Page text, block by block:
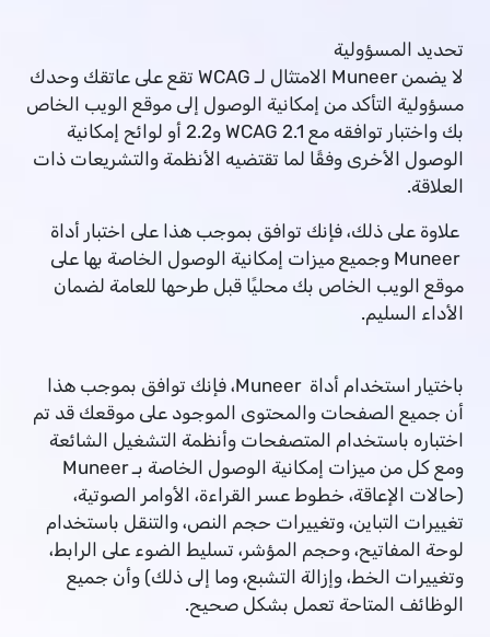
تحديد المسؤولية
لا يضمن Muneer الامتثال لـ WCAG تقع على عاتقك وحدك
مسؤولية التأكد من إمكانية الوصول إلى موقع الويب الخاص
بك واختبار توافقه مع WCAG 2.1 و2.2 أو لوائح إمكانية
الوصول الأخرى وفقًا لما تقتضيه الأنظمة والتشريعات ذات
العلاقة.
علاوة على ذلك، فإنك توافق بموجب هذا على اختبار أداة
Muneer وجميع ميزات إمكانية الوصول الخاصة بها على
موقع الويب الخاص بك محليًا قبل طرحها للعامة لضمان
الأداء السليم.
باختيار استخدام أداة Muneer، فإنك توافق بموجب هذا
أن جميع الصفحات والمحتوى الموجود على موقعك قد تم
اختباره باستخدام المتصفحات وأنظمة التشغيل الشائعة
ومع كل من ميزات إمكانية الوصول الخاصة بـ Muneer
(حالات الإعاقة، خطوط عسر القراءة، الأوامر الصوتية،
تغييرات التباين، وتغييرات حجم النص، والتنقل باستخدام
لوحة المفاتيح، وحجم المؤشر، تسليط الضوء على الرابط،
وتغييرات الخط، وإزالة التشبع، وما إلى ذلك) وأن جميع
الوظائف المتاحة تعمل بشكل صحيح.